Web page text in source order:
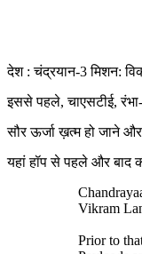
देश : चंद्रयान-3 मिशन:
इससे पहले, चाएसटीई,
सौर ऊर्जा ख़त्म हो जाने
यहां हॉप से पहले और बाद
Vikram
Prior to